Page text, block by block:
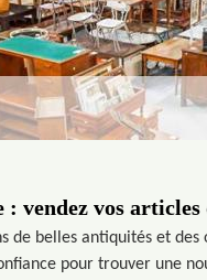
vendez vos
de belles antiquités et
pour trouver une